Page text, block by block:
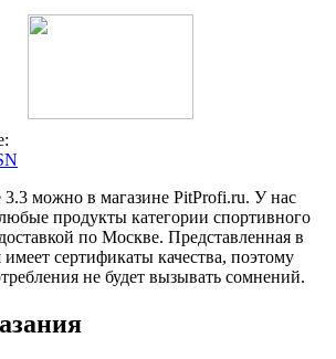
3.3 можно в магазине PitProfi.ru. У нас
продукты категории спортивного
по Москве. Представленная в
сертификаты качества, поэтому
не будет вызывать сомнений.